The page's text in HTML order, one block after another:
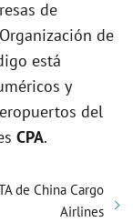
de
de
está
y
del
CPA.
de China Cargo
Airlines